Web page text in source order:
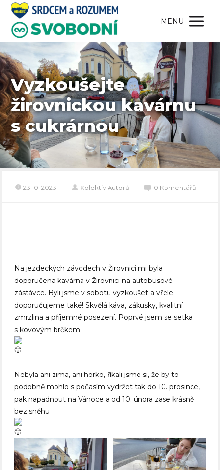
MENU
Vyzkoušejte
žirovnickou kavárnu
s cukrárnou
23.10. 2023 Kolektiv Autorů 0 Komentářů
Na jezdeckých závodech v Žirovnici mi byla
doporučena kavárna v Žirovnici na autobusové
zástávce. Byli jsme v sobotu vyzkoušet a vřele
doporučujeme také! Skvělá káva, zákusky, kvalitní
zmrzlina a příjemné posezení. Poprvé jsem se setkal
s kovovým brčkem
Nebyla ani zima, ani horko, říkali jsme si, že by to
podobně mohlo s počasím vydržet tak do 10. prosince,
pak napadnout na Vánoce a od 10. února zase krásně
bez sněhu